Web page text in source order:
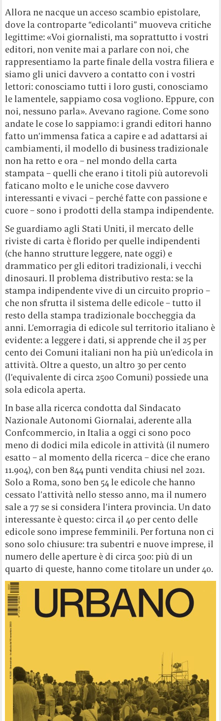
Allora ne nacque un acceso scambio epistolare,
dove la controparte “edicolanti” muoveva critiche
legittime: «Voi giornalisti, ma soprattutto i vostri
editori, non venite mai a parlare con noi, che
rappresentiamo la parte finale della vostra filiera e
siamo gli unici davvero a contatto con i vostri
lettori: conosciamo tutti i loro gusti, conosciamo
le lamentele, sappiamo cosa vogliono. Eppure, con
noi, nessuno parla». Avevano ragione. Come sono
andate le cose lo sappiamo: i grandi editori hanno
fatto un’immensa fatica a capire e ad adattarsi ai
cambiamenti, il modello di business tradizionale
non ha retto e ora – nel mondo della carta
stampata – quelli che erano i titoli più autorevoli
faticano molto e le uniche cose davvero
interessanti e vivaci – perché fatte con passione e
cuore – sono i prodotti della stampa indipendente.
Se guardiamo agli Stati Uniti, il mercato delle
riviste di carta è florido per quelle indipendenti
(che hanno strutture leggere, nate oggi) e
drammatico per gli editori tradizionali, i vecchi
dinosauri. Il problema distributivo resta: se la
stampa indipendente vive di un circuito proprio –
che non sfrutta il sistema delle edicole – tutto il
resto della stampa tradizionale boccheggia da
anni. L’emorragia di edicole sul territorio italiano è
evidente: a leggere i dati, si apprende che il 25 per
cento dei Comuni italiani non ha più un’edicola in
attività. Oltre a questo, un altro 30 per cento
(l’equivalente di circa 2500 Comuni) possiede una
sola edicola aperta.
In base alla ricerca condotta dal Sindacato
Nazionale Autonomi Giornalai, aderente alla
Confcommercio, in Italia a oggi ci sono poco
meno di dodici mila edicole in attività (il numero
esatto – al momento della ricerca – dice che erano
11.904), con ben 844 punti vendita chiusi nel 2021.
Solo a Roma, sono ben 54 le edicole che hanno
cessato l’attività nello stesso anno, ma il numero
sale a 77 se si considera l’intera provincia. Un dato
interessante è questo: circa il 40 per cento delle
edicole sono imprese femminili. Per fortuna non ci
sono solo chiusure: tra subentri e nuove imprese, il
numero delle aperture è di circa 500: più di un
quarto di queste, hanno come titolare un under 40.